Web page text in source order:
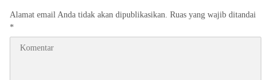
Alamat email Anda tidak akan dipublikasikan. Ruas yang wajib ditandai
*